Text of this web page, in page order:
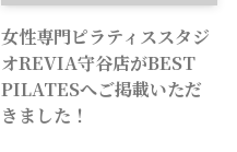
女性専門ピラティススタジ
オREVIA守谷店がBEST
PILATESへご掲載いただ
きました！